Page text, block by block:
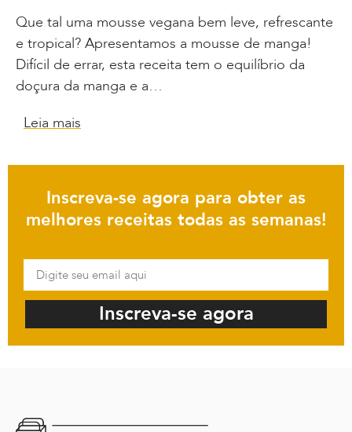
Que tal uma mousse vegana bem leve, refrescante
e tropical? Apresentamos a mousse de manga!
Difícil de errar, esta receita tem o equilíbrio da
doçura da manga e a…
Leia mais
Inscreva-se agora para obter as
melhores receitas todas as semanas!
Inscreva-se agora